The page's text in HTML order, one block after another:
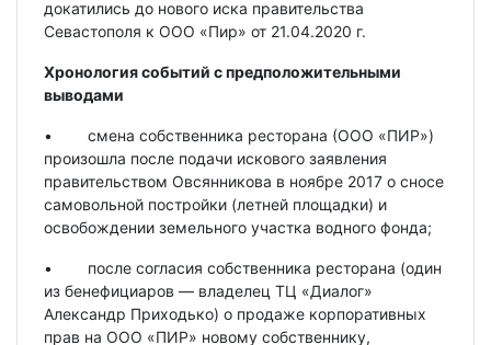
докатились до нового иска правительства
Севастополя к ООО «Пир» от 21.04.2020 г.
Хронология событий с предположительными
выводами
• смена собственника ресторана (ООО «ПИР»)
произошла после подачи искового заявления
правительством Овсянникова в ноябре 2017 о сносе
самовольной постройки (летней площадки) и
освобождении земельного участка водного фонда;
• после согласия собственника ресторана (один
из бенефициаров — владелец ТЦ «Диалог»
Александр Приходько) о продаже корпоративных
прав на ООО «ПИР» новому собственнику,